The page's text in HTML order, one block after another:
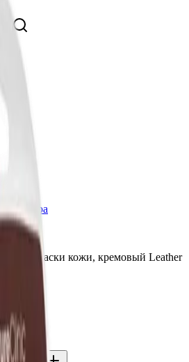
подкраски кожи, кремовый Leather